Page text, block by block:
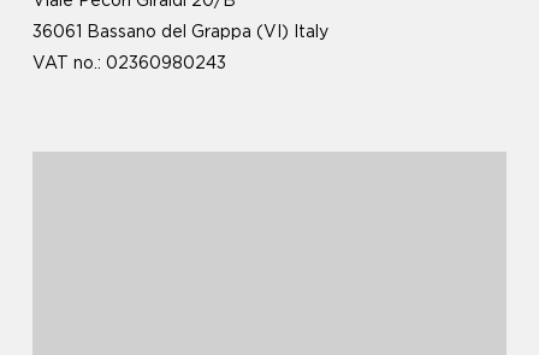
36061 Bassano del Grappa (VI) Italy
VAT no.: 02360980243